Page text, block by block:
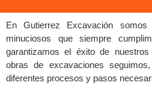
En Gutierrez Excavación somos
minuciosos que siempre
garantizamos el éxito de
obras de excavaciones
diferentes procesos y pasos